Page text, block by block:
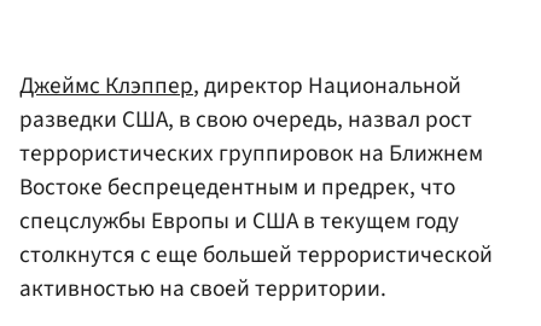
Джеймс Клэппер, директор Национальной
разведки США, в свою очередь, назвал рост
террористических группировок на Ближнем
Востоке беспрецедентным и предрек, что
спецслужбы Европы и США в текущем году
столкнутся с еще большей террористической
активностью на своей территории.